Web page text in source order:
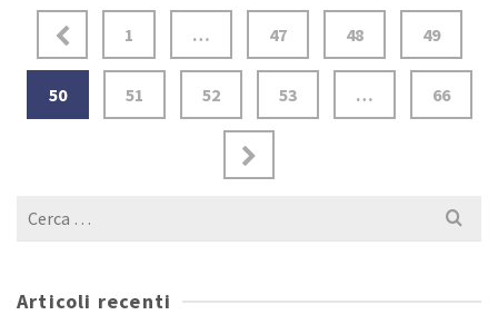
1 … 47 48 49
50 51 52 53 … 66
Cerca
Articoli recenti